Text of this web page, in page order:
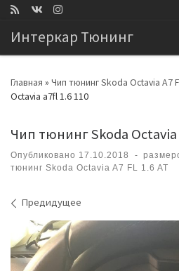
Интеркар Тюнинг
Главная » Чип тюнинг Skoda Octavia A7
Octavia a7fl 1.6 110
Чип тюнинг Skoda Octavia
Опубликовано 17.10.2018 -
тюнинг Skoda Octavia A7 FL 1.6 AT
Навигация по изображениям
Предидущее